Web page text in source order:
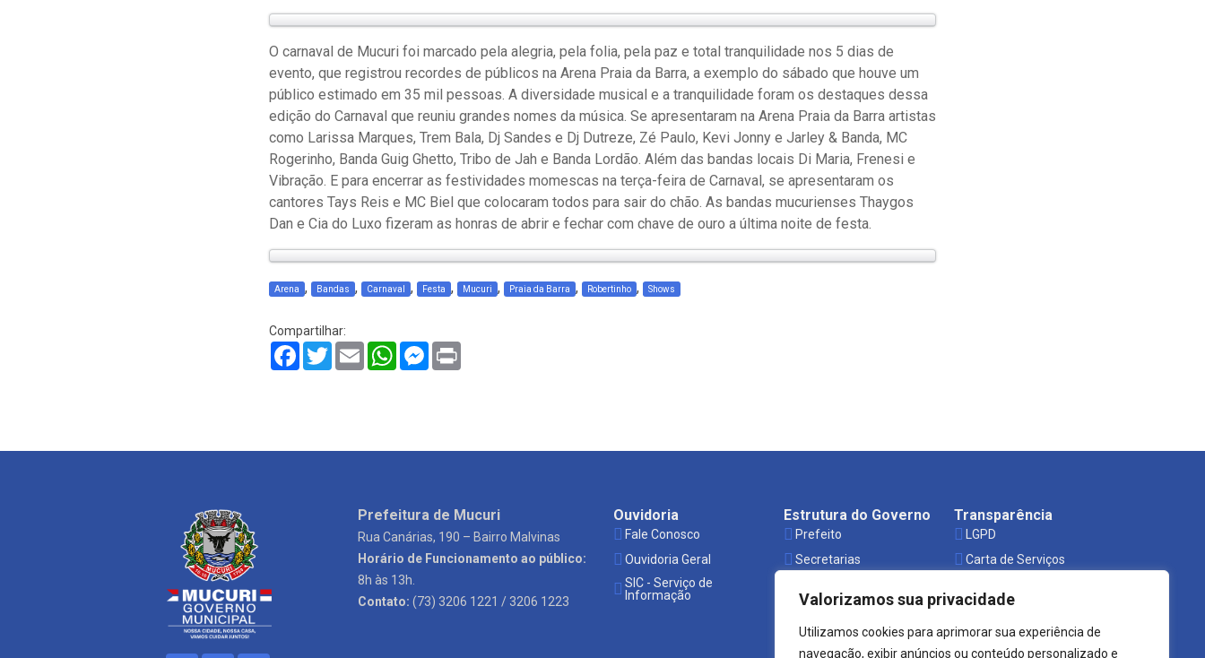
Valorizamos sua privacidade
Utilizamos cookies para aprimorar sua experiência de
navegação, exibir anúncios ou conteúdo personalizado e
O carnaval de Mucuri foi marcado pela alegria, pela folia, pela paz e total tranquilidade nos 5 dias de
evento, que registrou recordes de públicos na Arena Praia da Barra, a exemplo do sábado que houve um
público estimado em 35 mil pessoas. A diversidade musical e a tranquilidade foram os destaques dessa
edição do Carnaval que reuniu grandes nomes da música. Se apresentaram na Arena Praia da Barra artistas
como Larissa Marques, Trem Bala, Dj Sandes e Dj Dutreze, Zé Paulo, Kevi Jonny e Jarley & Banda, MC
Rogerinho, Banda Guig Ghetto, Tribo de Jah e Banda Lordão. Além das bandas locais Di Maria, Frenesi e
Vibração. E para encerrar as festividades momescas na terça-feira de Carnaval, se apresentaram os
cantores Tays Reis e MC Biel que colocaram todos para sair do chão. As bandas mucurienses Thaygos
Dan e Cia do Luxo fizeram as honras de abrir e fechar com chave de ouro a última noite de festa.
Arena , Bandas , Carnaval , Festa , Mucuri , Praia da Barra , Robertinho , Shows
Compartilhar:
Facebook
TwitterEmail WhatsAppMessenger
Prefeitura de Mucuri
Rua Canárias, 190 – Bairro Malvinas
Horário de Funcionamento ao público:
8h às 13h.
Contato: (73) 3206 1221 / 3206 1223
Ouvidoria
Fale Conosco
Ouvidoria Geral
SIC - Serviço de
Informação
Estrutura do Governo
Prefeito
Secretarias
Transparência
LGPD
Carta de Serviços